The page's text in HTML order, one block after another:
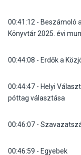
00:41:12 - Beszámoló
Könyvtár 2025. évi
00:44:08 - Erdők a
00:44:47 - Helyi
póttag választása
00:46:07 -
00:46:59 - Egyebek